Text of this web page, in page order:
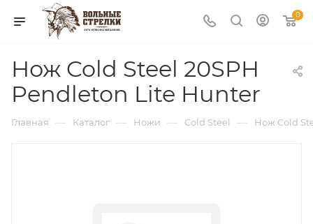
0
Нож Cold Steel 20SPH
Pendleton Lite Hunter
Главная — Каталог — Ножи — Cold Steel — Нож Cold